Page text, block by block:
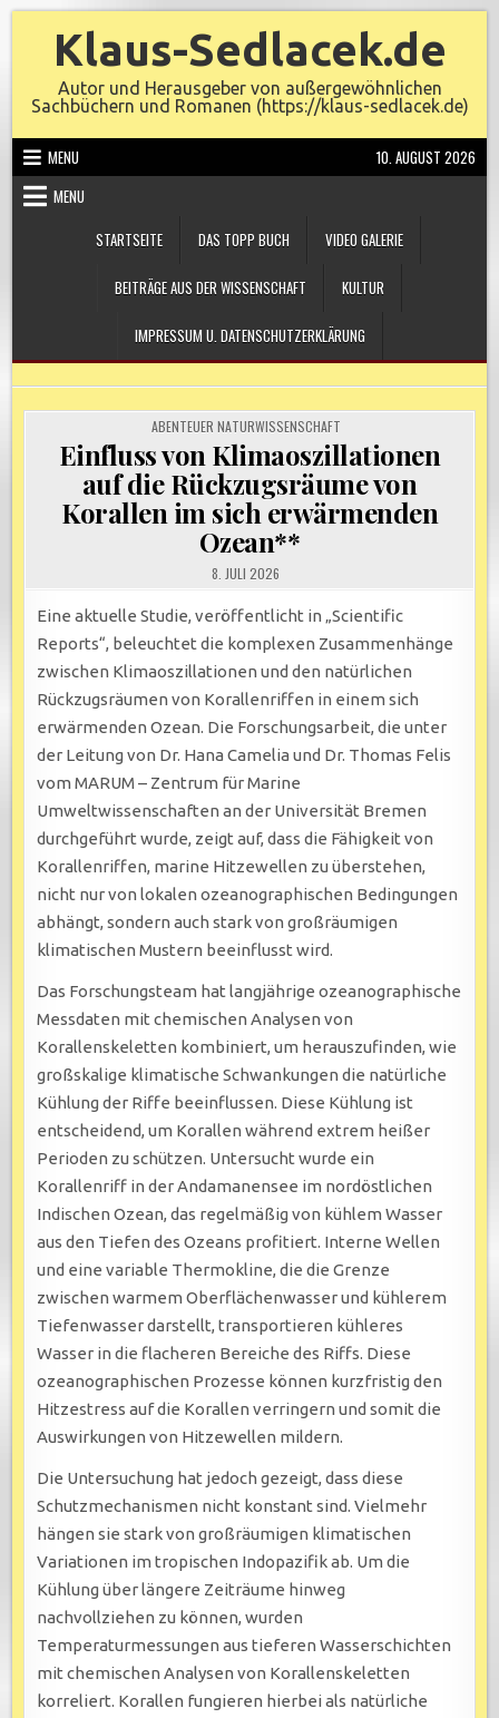
Klaus-Sedlacek.de
Autor und Herausgeber von außergewöhnlichen
Sachbüchern und Romanen (https://klaus-sedlacek.de)
MENU
10. AUGUST 2026
MENU
STARTSEITE
DAS TOPP BUCH VIDEO GALERIE
BEITRÄGE AUS DER WISSENSCHAFT KULTUR
IMPRESSUM U. DATENSCHUTZERKLÄRUNG
POSTED
IN
ABENTEUER NATURWISSENSCHAFT
Einfluss von Klimaoszillationen
auf die Rückzugsräume von
Korallen im sich erwärmenden
Ozean**
8. JULI 2026
Eine aktuelle Studie, veröffentlicht in „Scientific
Reports“, beleuchtet die komplexen Zusammenhänge
zwischen Klimaoszillationen und den natürlichen
Rückzugsräumen von Korallenriffen in einem sich
erwärmenden Ozean. Die Forschungsarbeit, die unter
der Leitung von Dr. Hana Camelia und Dr. Thomas Felis
vom MARUM – Zentrum für Marine
Umweltwissenschaften an der Universität Bremen
durchgeführt wurde, zeigt auf, dass die Fähigkeit von
Korallenriffen, marine Hitzewellen zu überstehen,
nicht nur von lokalen ozeanographischen Bedingungen
abhängt, sondern auch stark von großräumigen
klimatischen Mustern beeinflusst wird.
Das Forschungsteam hat langjährige ozeanographische
Messdaten mit chemischen Analysen von
Korallenskeletten kombiniert, um herauszufinden, wie
großskalige klimatische Schwankungen die natürliche
Kühlung der Riffe beeinflussen. Diese Kühlung ist
entscheidend, um Korallen während extrem heißer
Perioden zu schützen. Untersucht wurde ein
Korallenriff in der Andamanensee im nordöstlichen
Indischen Ozean, das regelmäßig von kühlem Wasser
aus den Tiefen des Ozeans profitiert. Interne Wellen
und eine variable Thermokline, die die Grenze
zwischen warmem Oberflächenwasser und kühlerem
Tiefenwasser darstellt, transportieren kühleres
Wasser in die flacheren Bereiche des Riffs. Diese
ozeanographischen Prozesse können kurzfristig den
Hitzestress auf die Korallen verringern und somit die
Auswirkungen von Hitzewellen mildern.
Die Untersuchung hat jedoch gezeigt, dass diese
Schutzmechanismen nicht konstant sind. Vielmehr
hängen sie stark von großräumigen klimatischen
Variationen im tropischen Indopazifik ab. Um die
Kühlung über längere Zeiträume hinweg
nachvollziehen zu können, wurden
Temperaturmessungen aus tieferen Wasserschichten
mit chemischen Analysen von Korallenskeletten
korreliert. Korallen fungieren hierbei als natürliche